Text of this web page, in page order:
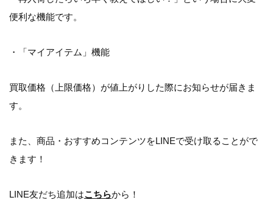
便利な機能です。
・「マイアイテム」機能
買取価格（上限価格）が値上がりした際にお知らせが届きま
す。
また、商品・おすすめコンテンツをLINEで受け取ることがで
きます！
LINE友だち追加はこちらから！